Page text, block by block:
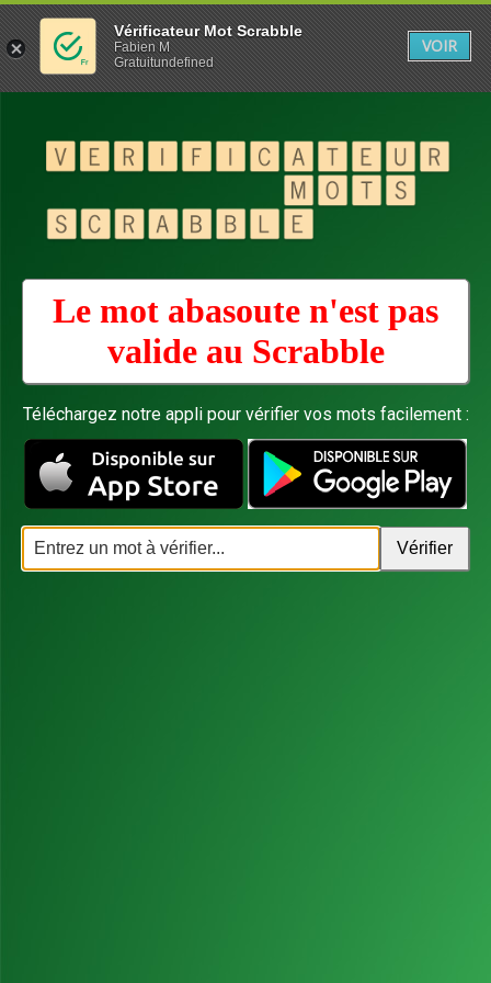
Le mot abasoute n'est pas
valide au Scrabble
Téléchargez notre appli pour vérifier vos mots facilement :
Vérificateur Mot Scrabble
Fabien M
Gratuitundefined
VOIR